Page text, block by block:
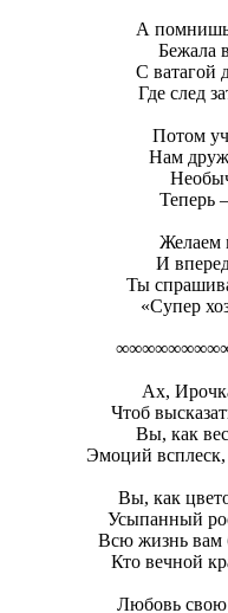
А
Бежала
С ватагой
Где след
Потом
Нам
Теперь
Желаем
И
Ты
«Супер
Ах,
Чтоб
Вы, как
Эмоций
Вы, как
Усыпанный
Всю жизнь вам
Кто вечной
Любовь свою